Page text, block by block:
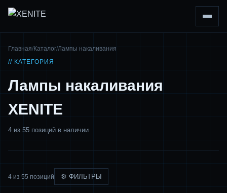
Главная/Каталог/Лампы накаливания
// КАТЕГОРИЯ
Лампы накаливания
XENITE
4 из 55 позиций в наличии
4 из 55 позиций ⚙ ФИЛЬТРЫ